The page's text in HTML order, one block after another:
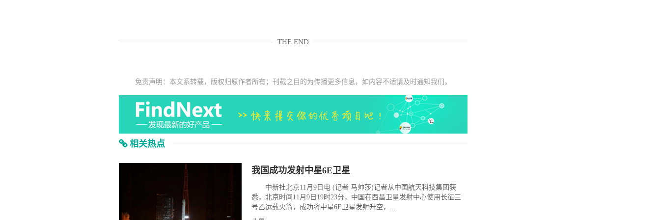
THE END
免责声明：本文系转载，版权归原作者所有；刊载之目的为传播更多信息，如内容不适请及时通知我们。
相关热点
我国成功发射中星6E卫星
中新社北京11月9日电 (记者 马帅莎)记者从中国航天科技集团获
悉，北京时间11月9日19时23分，中国在西昌卫星发射中心使用长征三
号乙运载火箭，成功将中星6E卫星发射升空，...